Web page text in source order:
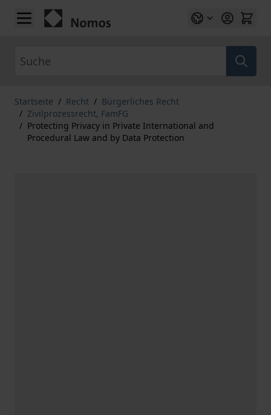
Zum Inhalt springen
Startseite / Recht / Bürgerliches Recht
/ Zivilprozessrecht, FamFG
/ Protecting Privacy in Private International and
Procedural Law and by Data Protection